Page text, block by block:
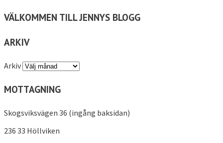
VÄLKOMMEN TILL JENNYS BLOGG
ARKIV
Arkiv
MOTTAGNING
Skogsviksvägen 36 (ingång baksidan)
236 33 Höllviken